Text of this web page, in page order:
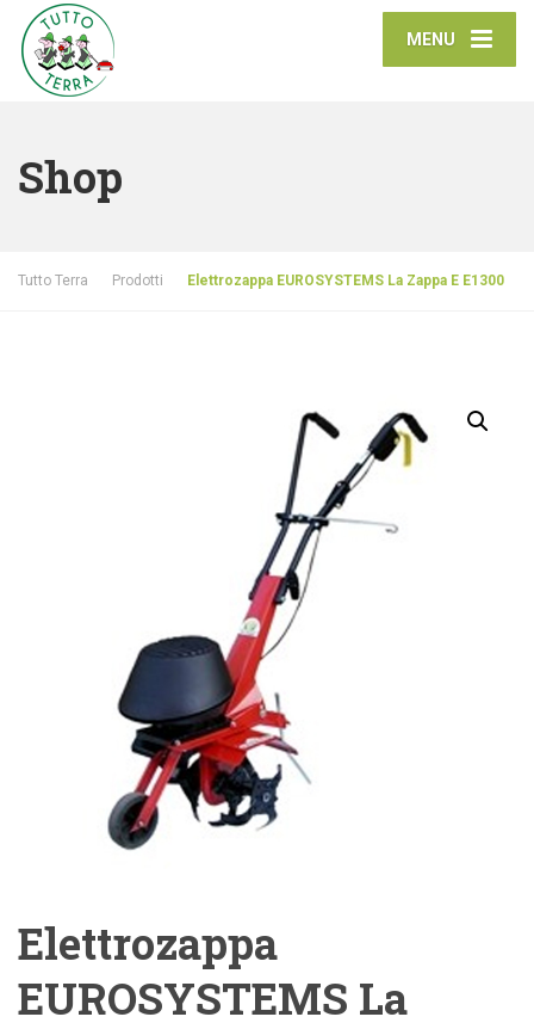
MENU
Shop
Tutto Terra Prodotti Elettrozappa EUROSYSTEMS La Zappa E E1300
Elettrozappa
EUROSYSTEMS La